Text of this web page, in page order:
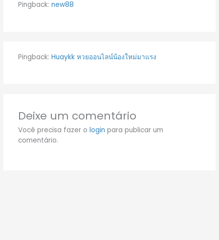
Pingback: new88
Pingback: Huaykk หวยออนไลน์น้องใหม่มาแรง
Deixe um comentário
Você precisa fazer o login para publicar um
comentário.